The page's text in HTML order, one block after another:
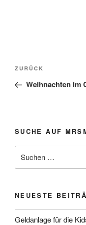
Vorheriger
Beitrag
ZURÜCK
Weihnachten im
SUCHE AUF
nach:
NEUESTE
Geldanlage für die